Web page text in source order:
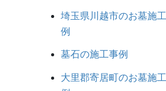
埼玉県川越市のお墓施工
例
墓石の施工事例
大里郡寄居町のお墓施工